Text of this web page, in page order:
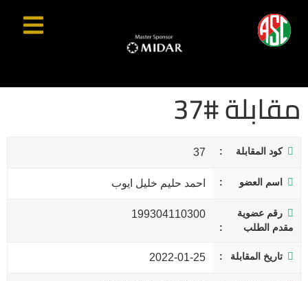
مقابلة #37
كود المقابلة 37
اسم العضو احمد حليم خليل ايوب
رقم عضوية
مقدم الطلب
199304110300
تاريخ المقابلة 2022-01-25